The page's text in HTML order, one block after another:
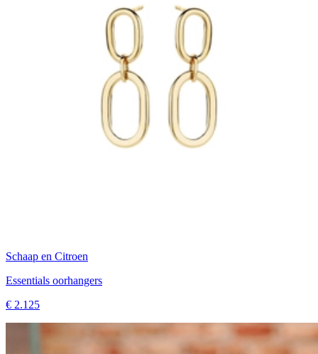
Schaap en Citroen
Essentials oorhangers
€ 2.125